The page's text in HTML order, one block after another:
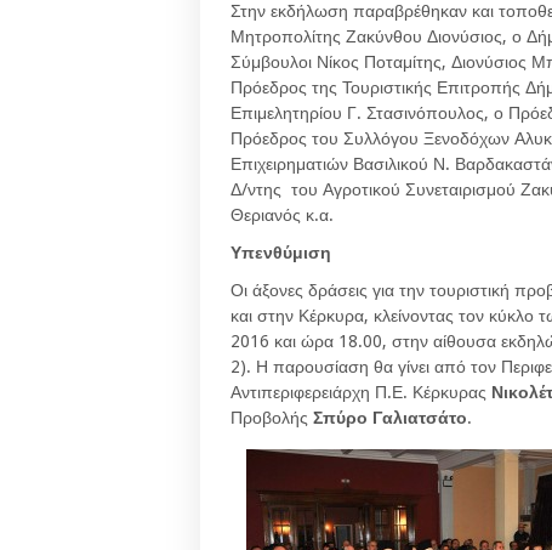
Στην εκδήλωση παραβρέθηκαν και
Μητροπολίτης Ζακύνθου Διονύσιος, ο
Σύμβουλοι Νίκος Ποταμίτης, Διονύσιος
Πρόεδρος της Τουριστικής Επιτροπής
Επιμελητηρίου Γ. Στασινόπουλος, ο
Πρόεδρος του Συλλόγου Ξενοδόχων
Επιχειρηματιών Βασιλικού Ν.
Δ/ντης του Αγροτικού Συνεταιρισμού
Θεριανός κ.α.
Υπενθύμιση
Οι άξονες δράσεις για την τουριστική
και στην Κέρκυρα, κλείνοντας τον
2016 και ώρα 18.00, στην αίθουσα
2). Η παρουσίαση θα γίνει από τον
Αντιπεριφερειάρχη Π.Ε. Κέρκυρας
Προβολής Σπύρο Γαλιατσάτο.